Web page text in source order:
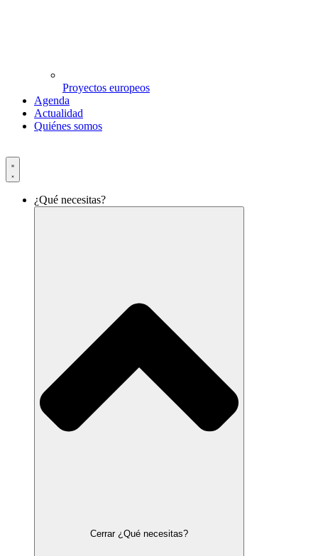
Proyectos europeos
Agenda
Actualidad
Quiénes somos
¿Qué necesitas?
Cerrar ¿Qué necesitas?